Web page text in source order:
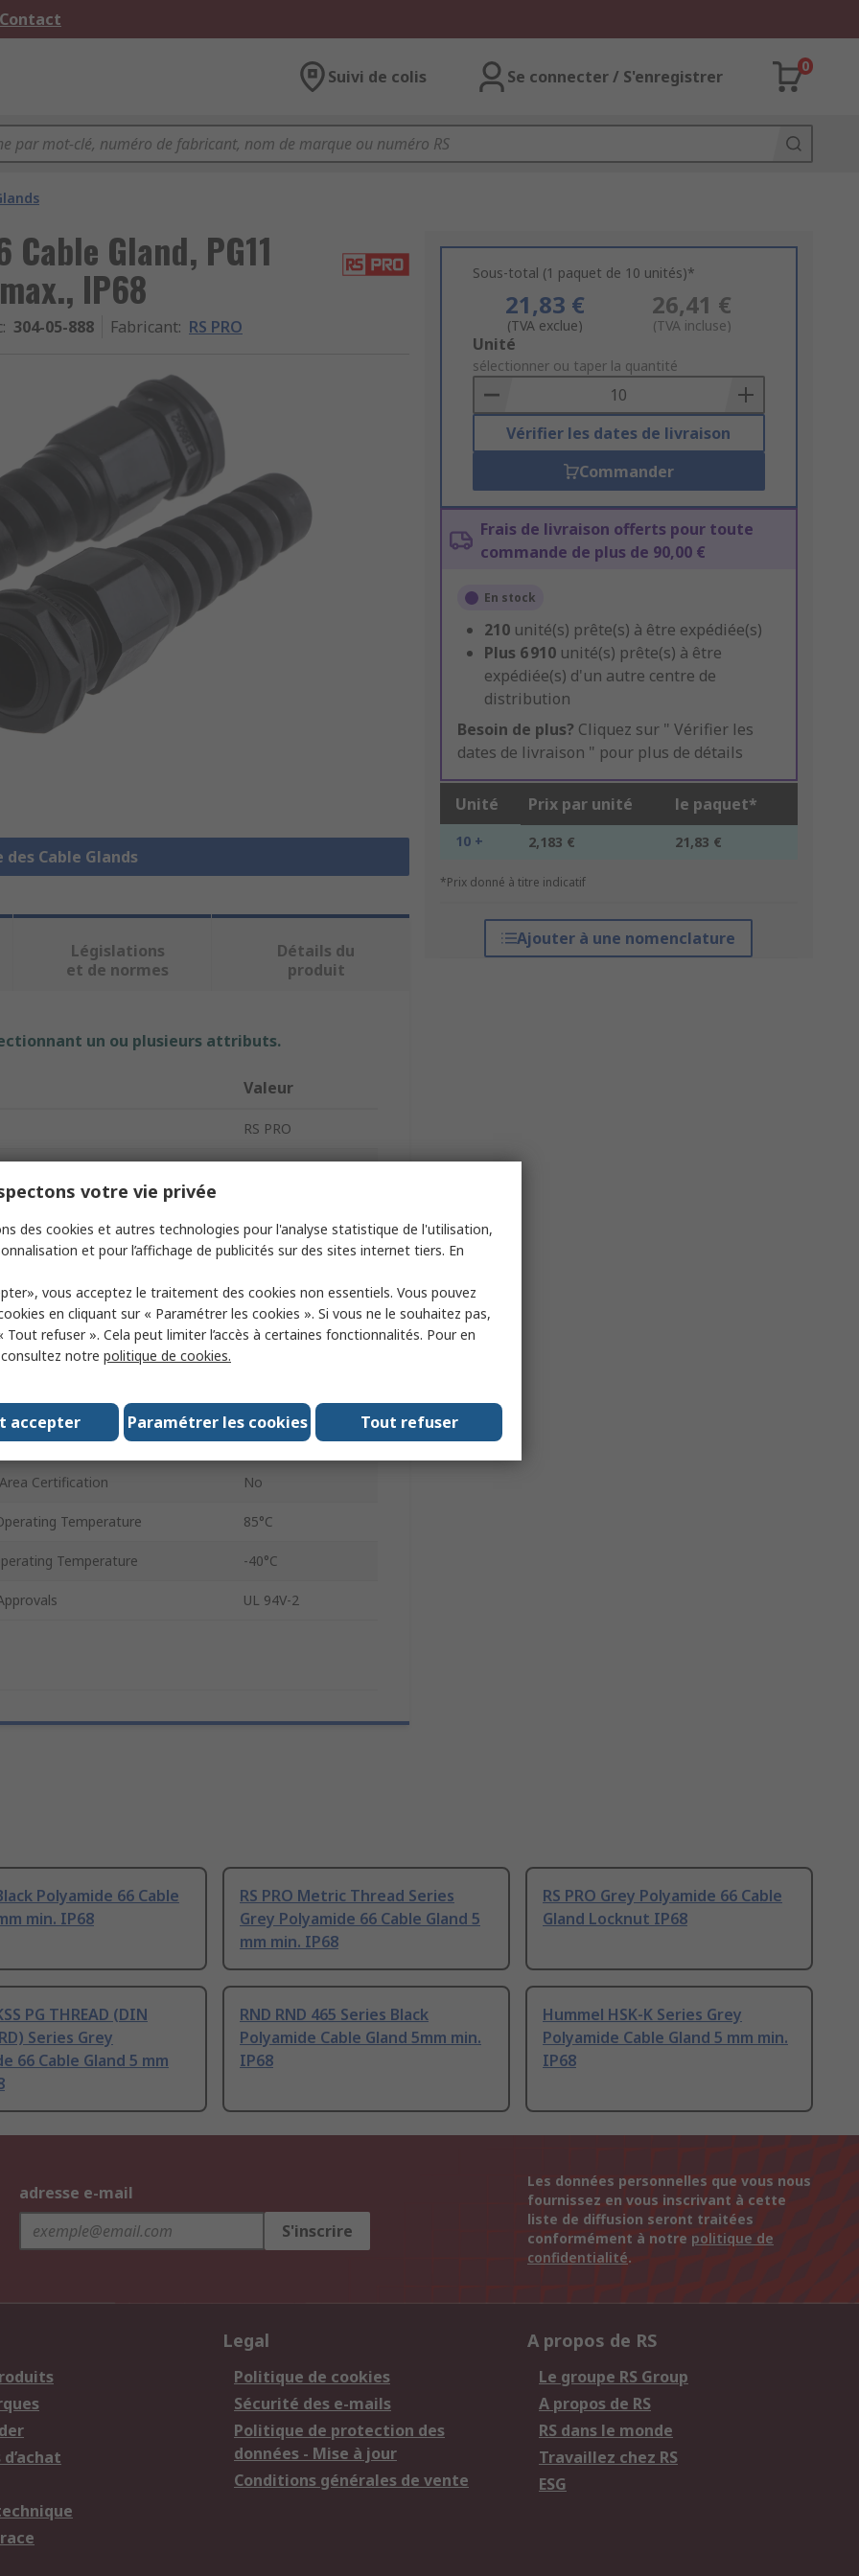
Suivi de colis Se connecter / S'enregistrer
0
Gland, PG11
IP68
: 304-05-888 Fabricant: RS PRO
des Cable Glands
Sous-total (1 paquet de 10 unités)*
21,83 €
(TVA exclue)
26,41 €
(TVA incluse)
Add
to
Basket
Unité
sélectionner ou taper la quantité
Vérifier les dates de livraison
Commander
Frais de livraison offerts pour toute
commande de plus de 90,00 €
En stock
210 unité(s) prête(s) à être expédiée(s)
Plus 6 910 unité(s) prête(s) à être
expédiée(s) d'un autre centre de
distribution
Besoin de plus? Cliquez sur " Vérifier les
dates de livraison " pour plus de détails
Unité Prix par unité le paquet*
10 + 2,183 € 21,83 €
*Prix donné à titre indicatif
Ajouter à une nomenclature
Législations
et de normes
Détails du
produit
un ou plusieurs attributs.
Valeur
RS PRO
Diameter 10mm
Diameter 5mm
Polyamide 66
IP68
Yes
Certification No
Temperature 85°C
Temperature -40°C
UL 94V-2
Polyamide 66 Cable
min. IP68
RS PRO Metric Thread Series
Grey Polyamide 66 Cable Gland 5
mm min. IP68
RS PRO Grey Polyamide 66 Cable
Gland Locknut IP68
PG THREAD (DIN
Series Grey
66 Cable Gland 5 mm
RND RND 465 Series Black
Polyamide Cable Gland 5mm min.
IP68
Hummel HSK-K Series Grey
Polyamide Cable Gland 5 mm min.
IP68
adresse e-mail
S'inscrire
Les données personnelles que vous nous
fournissez en vous inscrivant à cette
liste de diffusion seront traitées
conformément à notre politique de
confidentialité.
Legal
Politique de cookies
Sécurité des e-mails
Politique de protection des
données - Mise à jour
Conditions générales de vente
A propos de RS
Le groupe RS Group
A propos de RS
RS dans le monde
Travaillez chez RS
ESG
votre vie privée
des cookies et autres technologies pour l'analyse statistique de l'utilisation,
et pour l’affichage de publicités sur des sites internet tiers. En
vous acceptez le traitement des cookies non essentiels. Vous pouvez
en cliquant sur « Paramétrer les cookies ». Si vous ne le souhaitez pas,
Tout refuser ». Cela peut limiter l’accès à certaines fonctionnalités. Pour en
notre politique de cookies.
accepter Paramétrer les cookies Tout refuser